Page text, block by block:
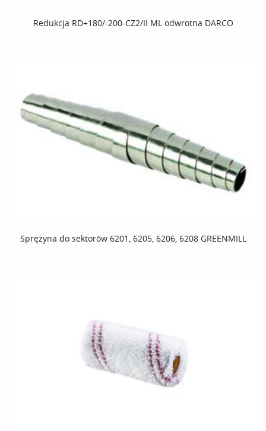
Redukcja RD+180/-200-CZ2/II ML odwrotna DARCO
Sprężyna do sektorów 6201, 6205, 6206, 6208 GREENMILL